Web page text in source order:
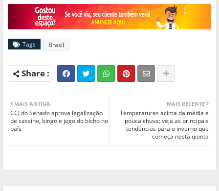
Tags Brasil
MAIS RECENTE
Temperaturas acima da média e
pouca chuva: veja as principais
tendências para o inverno que
começa nesta quinta
MAIS ANTIGA
CCJ do Senado aprova legalização
de cassino, bingo e jogo do bicho no
país